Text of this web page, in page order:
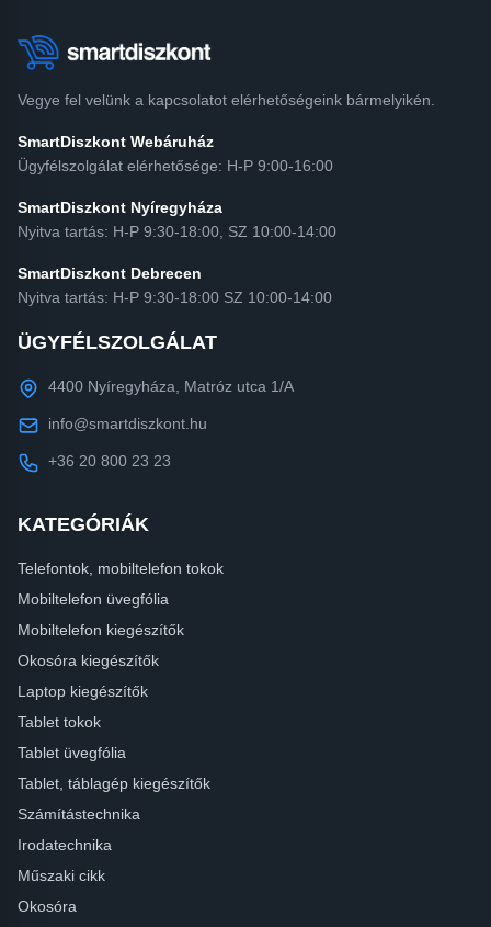
Vegye fel velünk a kapcsolatot elérhetőségeink bármelyikén.
SmartDiszkont Webáruház
Ügyfélszolgálat elérhetősége: H-P 9:00-16:00
SmartDiszkont Nyíregyháza
Nyitva tartás: H-P 9:30-18:00, SZ 10:00-14:00
SmartDiszkont Debrecen
Nyitva tartás: H-P 9:30-18:00 SZ 10:00-14:00
ÜGYFÉLSZOLGÁLAT
4400 Nyíregyháza, Matróz utca 1/A
info@smartdiszkont.hu
+36 20 800 23 23
KATEGÓRIÁK
Telefontok, mobiltelefon tokok
Mobiltelefon üvegfólia
Mobiltelefon kiegészítők
Okosóra kiegészítők
Laptop kiegészítők
Tablet tokok
Tablet üvegfólia
Tablet, táblagép kiegészítők
Számítástechnika
Irodatechnika
Műszaki cikk
Okosóra